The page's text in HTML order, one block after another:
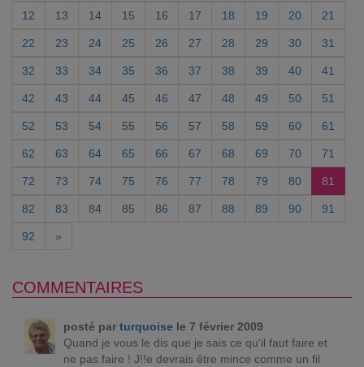
12 13 14 15 16 17 18 19 20 21
22 23 24 25 26 27 28 29 30 31
32 33 34 35 36 37 38 39 40 41
42 43 44 45 46 47 48 49 50 51
52 53 54 55 56 57 58 59 60 61
62 63 64 65 66 67 68 69 70 71
72 73 74 75 76 77 78 79 80 81
82 83 84 85 86 87 88 89 90 91
92 »
COMMENTAIRES
posté par turquoisele 7 février 2009
Quand je vous le dis que je sais ce qu'il faut faire et
ne pas faire ! J!!e devrais être mince comme un fil